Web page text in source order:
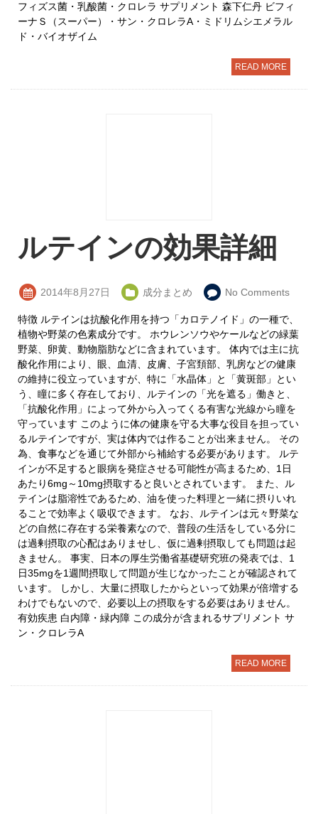
フィズス菌・乳酸菌・クロレラ サプリメント 森下仁丹 ビフィ
ーナＳ（スーパー）・サン・クロレラA・ミドリムシエメラル
ド・バイオザイム
READ MORE
ルテインの効果詳細
2014年8月27日 成分まとめ No Comments
特徴 ルテインは抗酸化作用を持つ「カロテノイド」の一種で、
植物や野菜の色素成分です。 ホウレンソウやケールなどの緑葉
野菜、卵黄、動物脂肪などに含まれています。 体内では主に抗
酸化作用により、眼、血清、皮膚、子宮頚部、乳房などの健康
の維持に役立っていますが、特に「水晶体」と「黄斑部」とい
う、瞳に多く存在しており、ルテインの「光を遮る」働きと、
「抗酸化作用」によって外から入ってくる有害な光線から瞳を
守っています このように体の健康を守る大事な役目を担ってい
るルテインですが、実は体内では作ることが出来ません。 その
為、食事などを通じて外部から補給する必要があります。 ルテ
インが不足すると眼病を発症させる可能性が高まるため、1日
あたり6mg～10mg摂取すると良いとされています。 また、ル
テインは脂溶性であるため、油を使った料理と一緒に摂りいれ
ることで効率よく吸収できます。 なお、ルテインは元々野菜な
どの自然に存在する栄養素なので、普段の生活をしている分に
は過剰摂取の心配はありませし、仮に過剰摂取しても問題は起
きません。 事実、日本の厚生労働省基礎研究班の発表では、1
日35mgを1週間摂取して問題が生じなかったことが確認されて
います。 しかし、大量に摂取したからといって効果が倍増する
わけでもないので、必要以上の摂取をする必要はありません。
有効疾患 白内障・緑内障 この成分が含まれるサプリメント サ
ン・クロレラA
READ MORE